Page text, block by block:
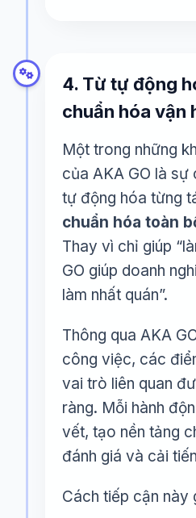
4. Từ tự động
chuẩn hóa vận
Một trong những
của AKA GO là
tự động hóa từng
chuẩn hóa toàn
Thay vì chỉ giúp
GO giúp doanh
làm nhất quán”.
Thông qua AKA
công việc, các
vai trò liên quan
ràng. Mỗi hành
vết, tạo nền tảng
đánh giá và cải
Cách tiếp cận này